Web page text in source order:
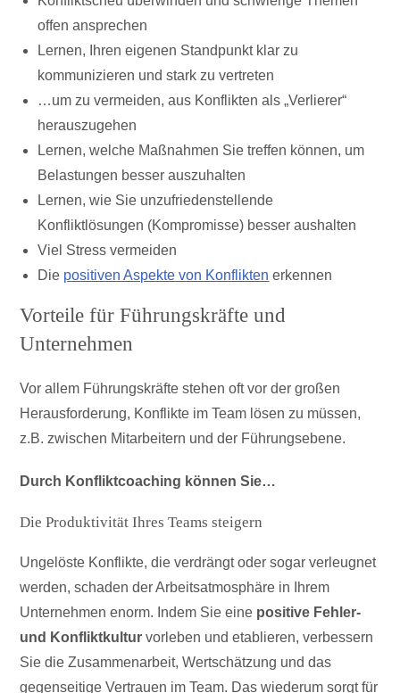
offen ansprechen
Lernen, Ihren eigenen Standpunkt klar zu
kommunizieren und stark zu vertreten
…um zu vermeiden, aus Konflikten als „Verlierer“
herauszugehen
Lernen, welche Maßnahmen Sie treffen können, um
Belastungen besser auszuhalten
Lernen, wie Sie unzufriedenstellende
Konfliktlösungen (Kompromisse) besser aushalten
Viel Stress vermeiden
Die positiven Aspekte von Konflikten erkennen
Vorteile für Führungskräfte und
Unternehmen
Vor allem Führungskräfte stehen oft vor der großen
Herausforderung, Konflikte im Team lösen zu müssen,
z.B. zwischen Mitarbeitern und der Führungsebene.
Durch Konfliktcoaching können Sie…
Die Produktivität Ihres Teams steigern
Ungelöste Konflikte, die verdrängt oder sogar verleugnet
werden, schaden der Arbeitsatmosphäre in Ihrem
Unternehmen enorm. Indem Sie eine positive Fehler-
und Konfliktkultur vorleben und etablieren, verbessern
Sie die Zusammenarbeit, Wertschätzung und das
gegenseitige Vertrauen im Team. Das wiederum sorgt für